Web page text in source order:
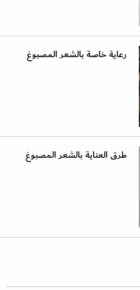
رعاية خاصة بالشعر المصبوغ
طرق العناية بالشعر المصبوغ